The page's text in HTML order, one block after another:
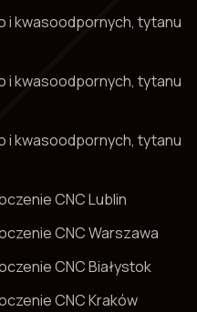
i kwasoodpornych, tytanu
i kwasoodpornych, tytanu
i kwasoodpornych, tytanu
CNC Lublin
CNC Warszawa
CNC Białystok
CNC Kraków